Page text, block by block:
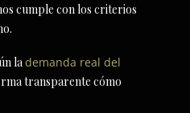
cumple con los criterios
lademanda real del
transparente cómo